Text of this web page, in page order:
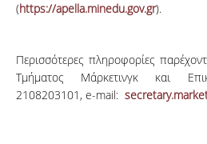
(https://apella.minedu.gov.gr).
Περισσότερες πληροφορίες
Τμήματος Μάρκετινγκ και
2108203101, e-mail: